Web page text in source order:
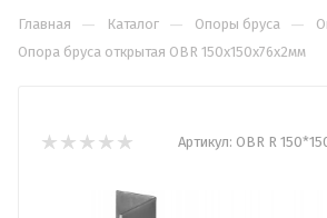
Главная — Каталог — Опоры бруса —
Опора бруса открытая OBR 150х150х76х2мм
Артикул: OBR R